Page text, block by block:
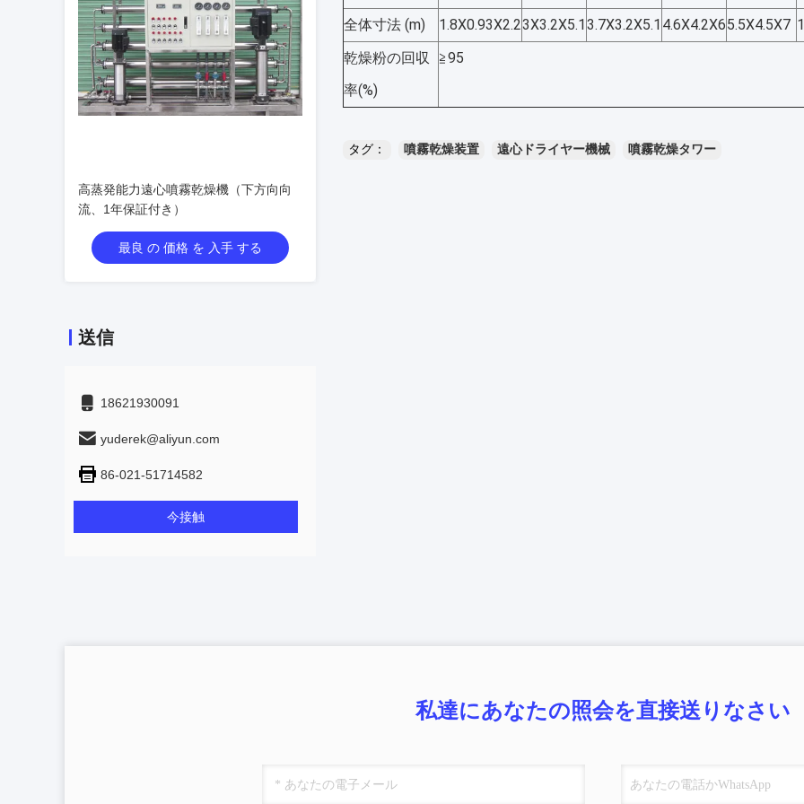
高蒸発能力遠心噴霧乾燥機（下方向向
流、1年保証付き）
最良 の 価格 を 入手 する
送信
18621930091
yuderek@aliyun.com
86-021-51714582
今接触
全体寸法 (m) 1.8X0.93X2.23X3.2X5.13.7X3.2X5.1 4.6X4.2X65.5X4.5X7
乾燥粉の回収
率(%)
≧95
タグ： 噴霧乾燥装置 遠心ドライヤー機械 噴霧乾燥タワー
私達にあなたの照会を直接送りなさい